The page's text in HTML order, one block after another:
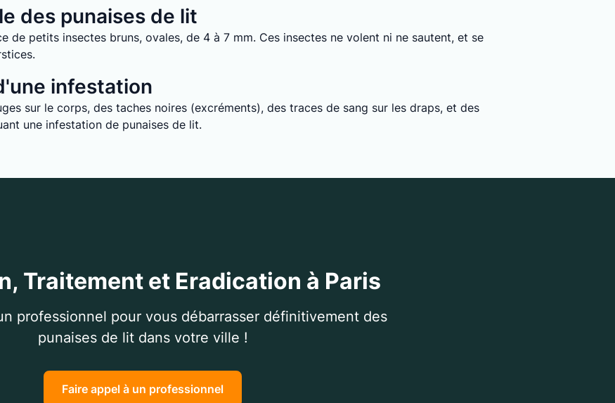
des punaises de lit
de petits insectes bruns, ovales, de 4 à 7 mm. Ces insectes ne volent ni ne sautent, et se
infestation
sur le corps, des taches noires (excréments), des traces de sang sur les draps, et des
une infestation de punaises de lit.
Traitement et Eradication à Paris
professionnel pour vous débarrasser définitivement des
punaises de lit dans votre ville !
Faire appel à un professionnel